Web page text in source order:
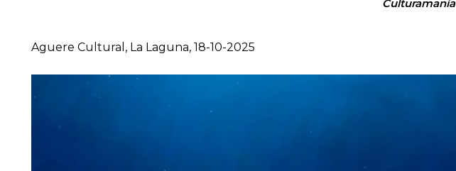
Culturamanía
Aguere Cultural, La Laguna, 18-10-2025